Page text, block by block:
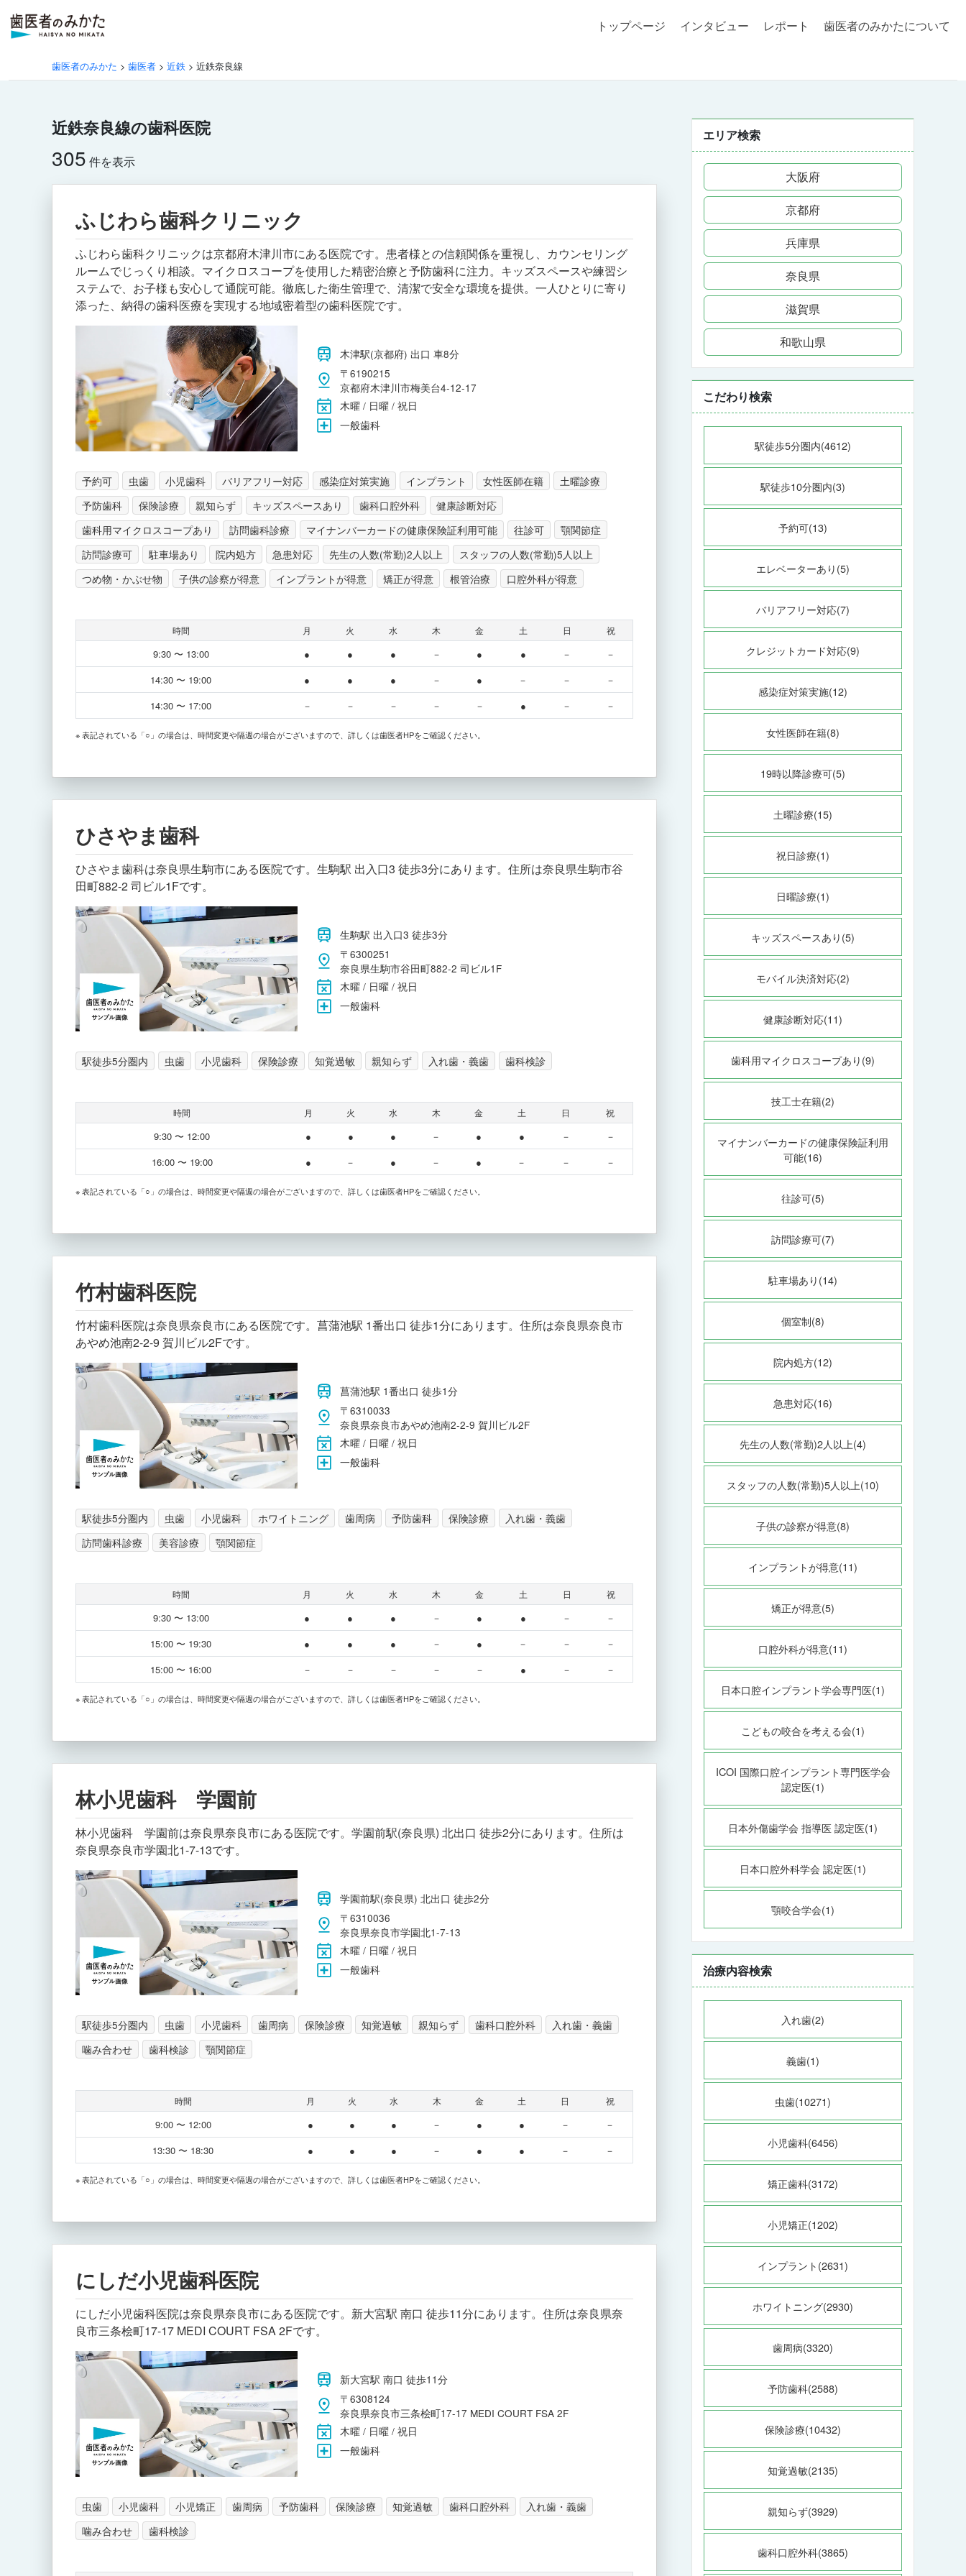
トップページ インタビュー レポート 歯医者のみかたについて
歯医者のみかた > 歯医者 > 近鉄 > 近鉄奈良線
近鉄奈良線の歯科医院
305 件を表示
ふじわら歯科クリニック
ふじわら歯科クリニックは京都府木津川市にある医院です。患者様との信頼関係を重視し、カウンセリング
ルームでじっくり相談。マイクロスコープを使用した精密治療と予防歯科に注力。キッズスペースや練習シ
ステムで、お子様も安心して通院可能。徹底した衛生管理で、清潔で安全な環境を提供。一人ひとりに寄り
添った、納得の歯科医療を実現する地域密着型の歯科医院です。
木津駅(京都府) 出口 車8分
〒6190215
京都府木津川市梅美台4-12-17
木曜 / 日曜 / 祝日
一般歯科
予約可 虫歯 小児歯科 バリアフリー対応 感染症対策実施 インプラント 女性医師在籍
土曜診療
予防歯科
保険診療 親知らず キッズスペースあり 歯科口腔外科
健康診断対応
歯科用マイクロスコープあり
訪問歯科診療 マイナンバーカードの健康保険証利用可能 往診可
顎関節症
訪問診療可
駐車場あり 院内処方 急患対応 先生の人数(常勤)2人以上
スタッフの人数(常勤)5人以上
つめ物・かぶせ物
子供の診察が得意 インプラントが得意 矯正が得意 根管治療 口腔外科が得意
時間 月 火 水 木 金 土 日 祝
9:30 〜 13:00 ● ● ● － ● ● －
－
14:30 〜 19:00
● ● ● － ● － －
－
14:30 〜 17:00
－ － － － － ● － －
※ 表記されている「○」の場合は、時間変更や隔週の場合がございますので、詳しくは歯医者HPをご確認ください。
ひさやま歯科
ひさやま歯科は奈良県生駒市にある医院です。生駒駅 出入口3 徒歩3分にあります。住所は奈良県生駒市谷
田町882-2 司ビル1Fです。
生駒駅 出入口3 徒歩3分
〒6300251
奈良県生駒市谷田町882-2 司ビル1F
木曜 / 日曜 / 祝日
一般歯科
駅徒歩5分圏内 虫歯 小児歯科 保険診療 知覚過敏 親知らず 入れ歯・義歯 歯科検診
時間 月 火 水 木 金 土 日 祝
9:30 〜 12:00 ● ● ● － ● ● －
－
16:00 〜 19:00
● － ● － ● － － －
※ 表記されている「○」の場合は、時間変更や隔週の場合がございますので、詳しくは歯医者HPをご確認ください。
竹村歯科医院
竹村歯科医院は奈良県奈良市にある医院です。菖蒲池駅 1番出口 徒歩1分にあります。住所は奈良県奈良市
あやめ池南2-2-9 賀川ビル2Fです。
菖蒲池駅 1番出口 徒歩1分
〒6310033
奈良県奈良市あやめ池南2-2-9 賀川ビル2F
木曜 / 日曜 / 祝日
一般歯科
駅徒歩5分圏内 虫歯 小児歯科 ホワイトニング 歯周病 予防歯科 保険診療
入れ歯・義歯
訪問歯科診療
美容診療 顎関節症
時間 月 火 水 木 金 土 日 祝
9:30 〜 13:00 ● ● ● － ● ● －
－
15:00 〜 19:30
● ● ● － ● － －
－
15:00 〜 16:00
－ － － － － ● － －
※ 表記されている「○」の場合は、時間変更や隔週の場合がございますので、詳しくは歯医者HPをご確認ください。
林小児歯科 学園前
林小児歯科 学園前は奈良県奈良市にある医院です。学園前駅(奈良県) 北出口 徒歩2分にあります。住所は
奈良県奈良市学園北1-7-13です。
学園前駅(奈良県) 北出口 徒歩2分
〒6310036
奈良県奈良市学園北1-7-13
木曜 / 日曜 / 祝日
一般歯科
駅徒歩5分圏内 虫歯 小児歯科 歯周病 保険診療 知覚過敏 親知らず 歯科口腔外科
入れ歯・義歯
噛み合わせ
歯科検診 顎関節症
時間 月 火 水 木 金 土 日 祝
9:00 〜 12:00 ● ● ● － ● ● －
－
13:30 〜 18:30
● ● ● － ● ● － －
※ 表記されている「○」の場合は、時間変更や隔週の場合がございますので、詳しくは歯医者HPをご確認ください。
にしだ小児歯科医院
にしだ小児歯科医院は奈良県奈良市にある医院です。新大宮駅 南口 徒歩11分にあります。住所は奈良県奈
良市三条桧町17-17 MEDI COURT FSA 2Fです。
新大宮駅 南口 徒歩11分
〒6308124
奈良県奈良市三条桧町17-17 MEDI COURT FSA 2F
木曜 / 日曜 / 祝日
一般歯科
虫歯 小児歯科 小児矯正 歯周病 予防歯科 保険診療 知覚過敏 歯科口腔外科
入れ歯・義歯
噛み合わせ
歯科検診
エリア検索
大阪府
京都府
兵庫県
奈良県
滋賀県
和歌山県
こだわり検索
駅徒歩5分圏内(4612)
駅徒歩10分圏内(3)
予約可(13)
エレベーターあり(5)
バリアフリー対応(7)
クレジットカード対応(9)
感染症対策実施(12)
女性医師在籍(8)
19時以降診療可(5)
土曜診療(15)
祝日診療(1)
日曜診療(1)
キッズスペースあり(5)
モバイル決済対応(2)
健康診断対応(11)
歯科用マイクロスコープあり(9)
技工士在籍(2)
マイナンバーカードの健康保険証利用
可能(16)
往診可(5)
訪問診療可(7)
駐車場あり(14)
個室制(8)
院内処方(12)
急患対応(16)
先生の人数(常勤)2人以上(4)
スタッフの人数(常勤)5人以上(10)
子供の診察が得意(8)
インプラントが得意(11)
矯正が得意(5)
口腔外科が得意(11)
日本口腔インプラント学会専門医(1)
こどもの咬合を考える会(1)
ICOI 国際口腔インプラント専門医学会
認定医(1)
日本外傷歯学会 指導医 認定医(1)
日本口腔外科学会 認定医(1)
顎咬合学会(1)
治療内容検索
入れ歯(2)
義歯(1)
虫歯(10271)
小児歯科(6456)
矯正歯科(3172)
小児矯正(1202)
インプラント(2631)
ホワイトニング(2930)
歯周病(3320)
予防歯科(2588)
保険診療(10432)
知覚過敏(2135)
親知らず(3929)
歯科口腔外科(3865)